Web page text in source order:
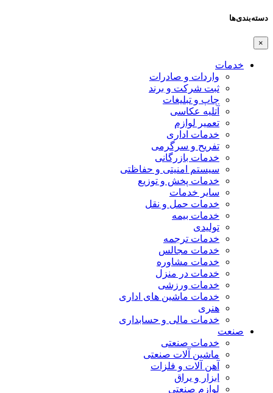
دسته‌بندی‌ها
×
خدمات
واردات و صادرات
ثبت شرکت و برند
چاپ و تبلیغات
آتلیه عکاسی
تعمیر لوازم
خدمات اداری
تفریح و سرگرمی
خدمات بازرگانی
سیستم امنیتی و حفاظتی
خدمات پخش و توزیع
سایر خدمات
خدمات حمل و نقل
خدمات بیمه
تولیدی
خدمات ترجمه
خدمات مجالس
خدمات مشاوره
خدمات در منزل
خدمات ورزشی
خدمات ماشین های اداری
هنری
خدمات مالی و حسابداری
صنعت
خدمات صنعتی
ماشین آلات صنعتی
آهن آلات و فلزات
ابزار و یراق
لوازم صنعتی